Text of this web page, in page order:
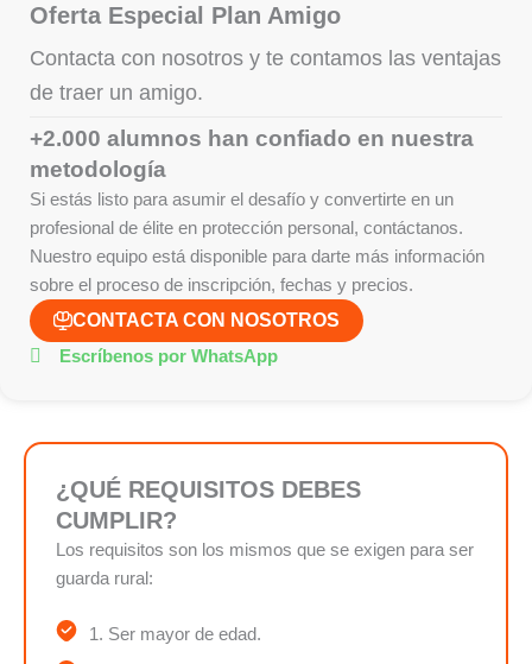
¿QUÉ REQUISITOS DEBES
CUMPLIR?
Los requisitos son los mismos que se exigen para ser
guarda rural:
1. Ser mayor de edad.
Oferta Especial Plan Amigo
Contacta con nosotros y te contamos las ventajas
de traer un amigo.
+2.000 alumnos han confiado en nuestra
metodología
Si estás listo para asumir el desafío y convertirte en un
profesional de élite en protección personal, contáctanos.
Nuestro equipo está disponible para darte más información
sobre el proceso de inscripción, fechas y precios.
CONTACTA CON NOSOTROS
Escríbenos por WhatsApp